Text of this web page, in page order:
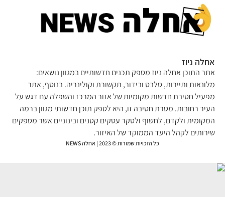
ניוז
התוכן אחלה ניוז מספק תכנים חדשותיים במגוון נושאים:
ותיירות, סלבס ובידור, תקשורת וקולינריה. בנוסף, אתר
חטיבת חדשות מקומיות של אזור המרכז והשפלה עם דגש על
רחובות. מטרת חטיבה זו, היא לספק תוכן חדשותי מגוון ברמה
ולקדם, לחשוף ולסקר עסקים קטנים ובינוניים אשר מספקים
לקהל היעד הממוקד של האיזור.
כל הזכויות שמורות © 2023 | אחלה NEWS